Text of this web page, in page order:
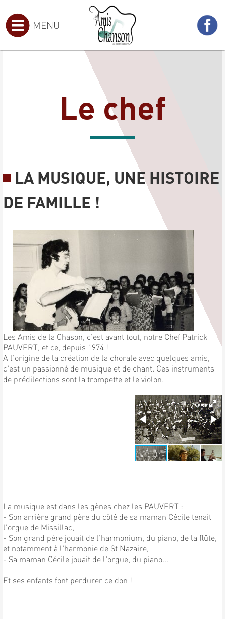
MENU
Le chef
LA MUSIQUE, UNE HISTOIRE
DE FAMILLE !
Les Amis de la Chason, c'est avant tout, notre Chef Patrick
PAUVERT, et ce, depuis 1974 !
A l'origine de la création de la chorale avec quelques amis,
c'est un passionné de musique et de chant. Ces instruments
de prédilections sont la trompette et le violon.
La musique est dans les gènes chez les PAUVERT :
- Son arrière grand père du côté de sa maman Cécile tenait
l'orgue de Missillac,
- Son grand père jouait de l'harmonium, du piano, de la flûte,
et notamment à l'harmonie de St Nazaire,
- Sa maman Cécile jouait de l'orgue, du piano...
Et ses enfants font perdurer ce don !